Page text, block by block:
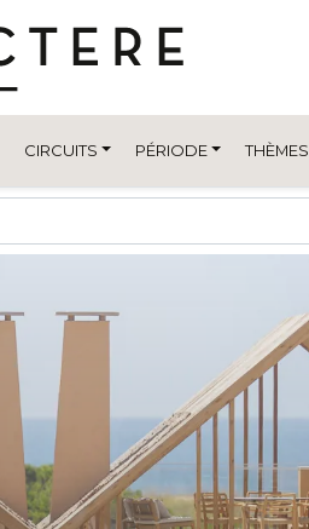
CIRCUITS PÉRIODE THÈMES